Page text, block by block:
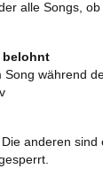
alle Songs,
belohnt
Song während
anderen